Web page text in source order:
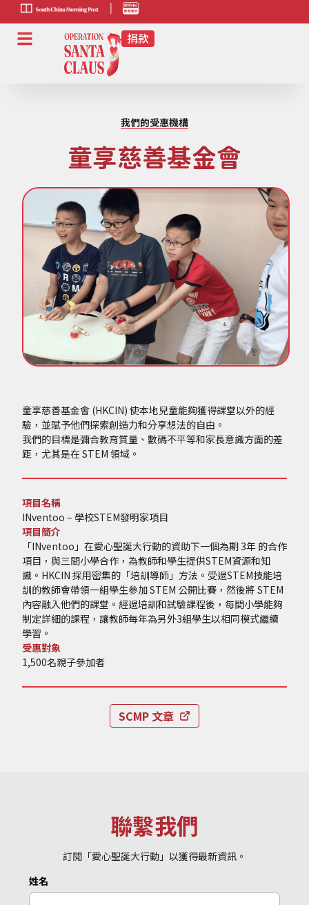
HK-
radio-
link
我們的受惠機構
童享慈善基金會
童享慈善基金會 (HKCIN) 使本地兒童能夠獲得課堂以外的經
驗，並賦予他們探索創造力和分享想法的自由。
我們的目標是彌合教育質量、數碼不平等和家長意識方面的差
距，尤其是在 STEM 領域。
項目名稱
INventoo – 學校STEM發明家項目
項目簡介
「INventoo」在愛心聖誕大行動的資助下一個為期 3年 的合作
項目，與三間小學合作，為教師和學生提供STEM資源和知
識。HKCIN 採用密集的「培訓導師」方法。受過STEM技能培
訓的教師會帶領一組學生參加 STEM 公開比賽，然後將 STEM
內容融入他們的課堂。經過培訓和試驗課程後，每間小學能夠
制定詳細的課程，讓教師每年為另外3組學生以相同模式繼續
學習。
受惠對象
1,500名親子參加者
SCMP 文章
聯繫我們
訂閱「愛心聖誕大行動」以獲得最新資訊。
姓名